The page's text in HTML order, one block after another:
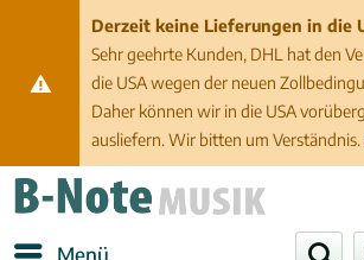
Derzeit keine Lieferungen in die
Sehr geehrte Kunden, DHL hat den
die USA wegen der neuen
Daher können wir in die USA
ausliefern. Wir bitten um Verständnis.
Menü